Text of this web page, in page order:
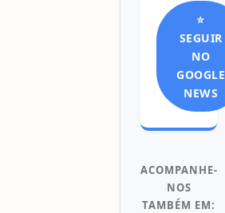
⭐
SEGUIR
NO
GOOGLE
NEWS
ACOMPANHE-
NOS
TAMBÉM EM: